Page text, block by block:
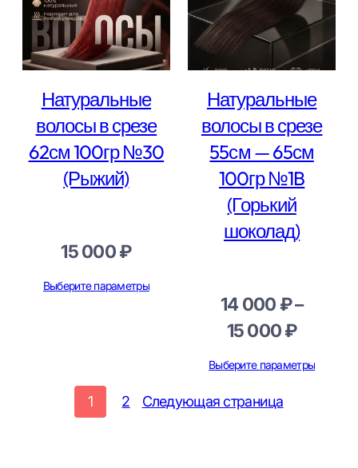
Натуральные
волосы в срезе
62см 100гр №30
(Рыжий)
15 000₽
Выберите параметры
Натуральные
волосы в срезе
55см — 65см
100гр №1B
(Горький
шоколад)
14 000 ₽–
15 000₽
Выберите параметры
1 2 Следующая страница